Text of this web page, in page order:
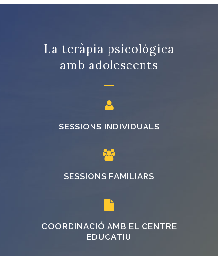
La teràpia psicològica
amb adolescents
SESSIONS INDIVIDUALS
SESSIONS FAMILIARS
COORDINACIÓ AMB EL CENTRE
EDUCATIU